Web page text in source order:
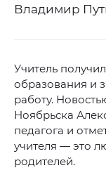
Владимир
Учитель
образования и
работу.
Ноябрьска
педагога и
учителя — это
родителей.